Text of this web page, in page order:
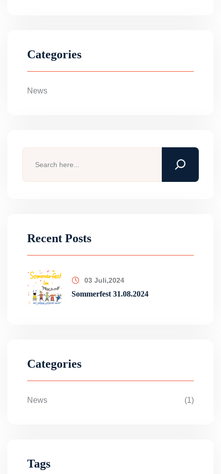
Categories
News
Recent Posts
03 Juli,2024
Sommerfest 31.08.2024
Categories
News (1)
Tags